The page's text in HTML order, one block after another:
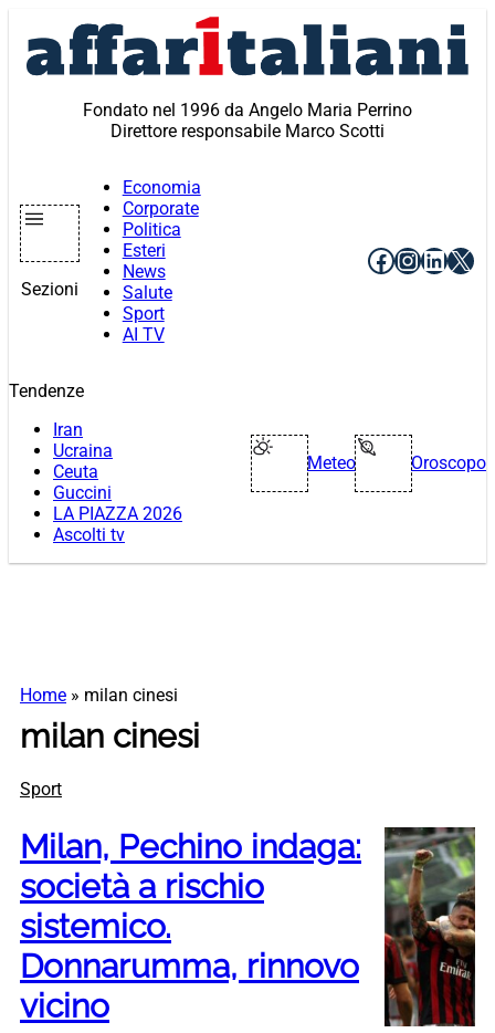
contenuto
Fondato nel 1996 da Angelo Maria Perrino
Direttore responsabile Marco Scotti
Sezioni
Economia
Corporate
Politica
Esteri
News
Salute
Sport
AI TV
Facebook
X
Tendenze
Iran
Ucraina
Ceuta
Guccini
LA PIAZZA 2026
Ascolti tv
Meteo Oroscopo
Home » milan cinesi
milan cinesi
Sport
Milan, Pechino indaga:
società a rischio
sistemico.
Donnarumma, rinnovo
vicino